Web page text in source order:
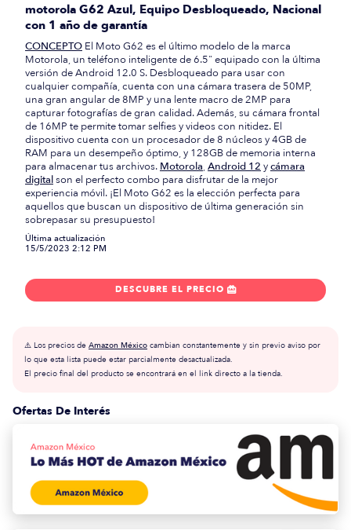
motorola G62 Azul, Equipo Desbloqueado, Nacional
con 1 año de garantía
CONCEPTO El Moto G62 es el último modelo de la marca
Motorola, un teléfono inteligente de 6.5" equipado con la última
versión de Android 12.0 S. Desbloqueado para usar con
cualquier compañía, cuenta con una cámara trasera de 50MP,
una gran angular de 8MP y una lente macro de 2MP para
capturar fotografías de gran calidad. Además, su cámara frontal
de 16MP te permite tomar selfies y videos con nitidez. El
dispositivo cuenta con un procesador de 8 núcleos y 4GB de
RAM para un desempeño óptimo, y 128GB de memoria interna
para almacenar tus archivos. Motorola,Android 12 ycámara
digitalson el perfecto combo para disfrutar de la mejor
experiencia móvil. ¡El Moto G62 es la elección perfecta para
aquellos que buscan un dispositivo de última generación sin
sobrepasar su presupuesto!
Última actualización
15/5/2023 2:12 PM
DESCUBRE EL PRECIO 
⚠️ Los precios de Amazon México cambian constantemente y sin previo aviso por
lo que esta lista puede estar parcialmente desactualizada.
El precio final del producto se encontrará en el link directo a la tienda.
Ofertas De Interés